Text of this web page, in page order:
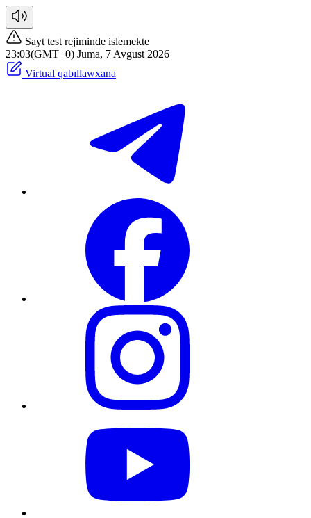
Sayt test rejiminde islemekte
23:03(GMT+0) Juma, 7 Avgust 2026
Virtual qabıllawxana